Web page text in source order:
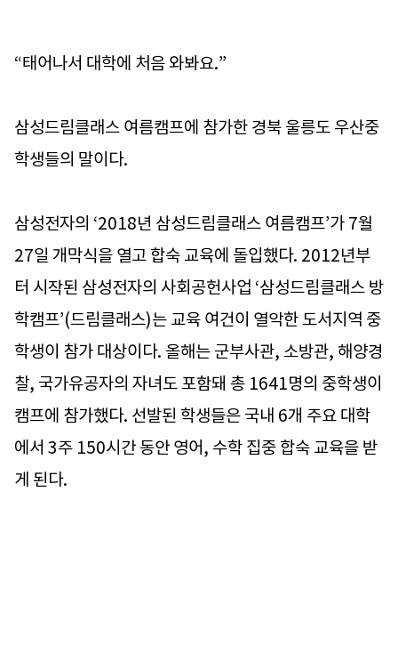
“태어나서 대학에 처음 와봐요.”
삼성드림클래스 여름캠프에 참가한 경북 울릉도 우산중
학생들의 말이다.
삼성전자의 ‘2018년 삼성드림클래스 여름캠프’가 7월
27일 개막식을 열고 합숙 교육에 돌입했다. 2012년부
터 시작된 삼성전자의 사회공헌사업 ‘삼성드림클래스 방
학캠프’(드림클래스)는 교육 여건이 열악한 도서지역 중
학생이 참가 대상이다. 올해는 군부사관, 소방관, 해양경
찰, 국가유공자의 자녀도 포함돼 총 1641명의 중학생이
캠프에 참가했다. 선발된 학생들은 국내 6개 주요 대학
에서 3주 150시간 동안 영어, 수학 집중 합숙 교육을 받
게 된다.